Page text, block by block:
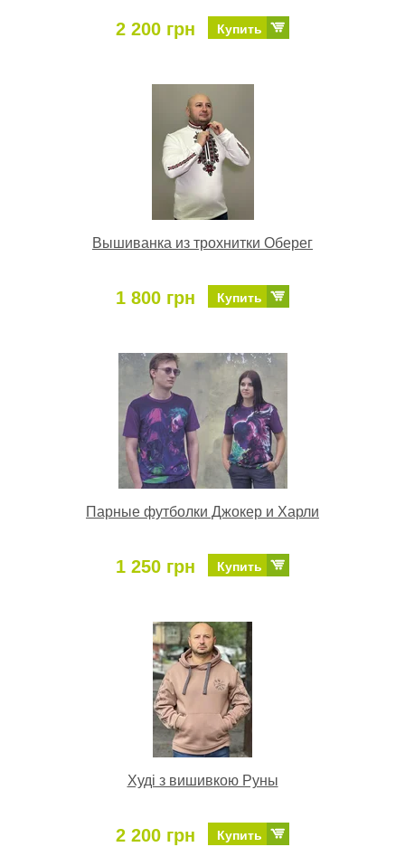
2 200 грн Купить
Вышиванка из трохнитки Оберег
1 800 грн Купить
Парные футболки Джокер и Харли
1 250 грн Купить
Худі з вишивкою Руны
2 200 грн Купить